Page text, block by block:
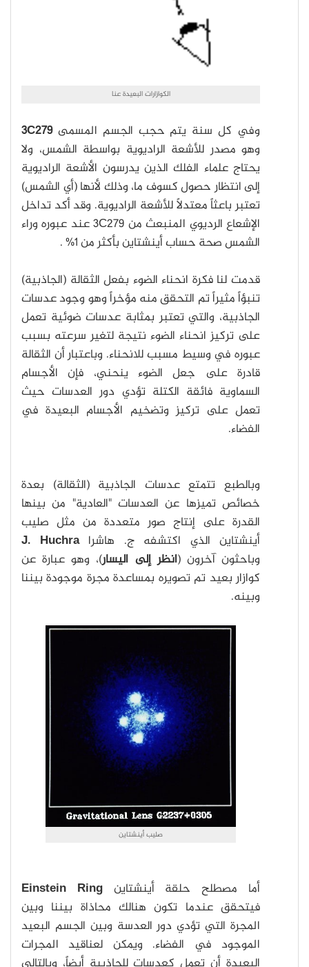
الكوازارات البعيدة عنا
وفي كل سنة يتم حجب الجسم المسمى 3C279
وهو مصدر للأشعة الراديوية بواسطة الشمس، ولا
يحتاج علماء الفلك الذين يدرسون الأشعة الراديوية
إلى انتظار حصول كسوف ما، وذلك لأنها (أي الشمس)
تعتبر باعثاً معتدلاً للأشعة الراديوية. وقد أكد تداخل
الإشعاع الرديوي المنبعث من 3C279 عند عبوره وراء
الشمس صحة حساب أينشتاين بأكثر من 1% .
قدمت لنا فكرة انحناء الضوء بفعل الثقالة (الجاذبية)
تنبؤاً مثيراً تم التحقق منه مؤخراً وهو وجود عدسات
الجاذبية، والتي تعتبر بمثابة عدسات ضوئية تعمل
على تركيز انحناء الضوء نتيجة لتغير سرعته بسبب
عبوره في وسيط مسبب للانحناء. وباعتبار أن الثقالة
قادرة على جعل الضوء ينحني، فإن الأجسام
السماوية فائقة الكتلة تؤدي دور العدسات حيث
تعمل على تركيز وتضخيم الأجسام البعيدة في
الفضاء.
وبالطبع تتمتع عدسات الجاذبية (الثقالة) بعدة
خصائص تميزها عن العدسات "العادية" من بينها
القدرة على إنتاج صور متعددة من مثل صليب
أينشتاين الذي اكتشفه ج. هاشراJ. Huchra
وباحثون آخرون (انظر إلى اليسار)، وهو عبارة عن
كوازار بعيد تم تصويره بمساعدة مجرة موجودة بيننا
وبينه.
صليب أينشتاين
أما مصطلح حلقة أينشتاين Einstein Ring
فيتحقق عندما تكون هنالك محاذاة بيننا وبين
المجرة التي تؤدي دور العدسة وبين الجسم البعيد
الموجود في الفضاء. ويمكن لعناقيد المجرات